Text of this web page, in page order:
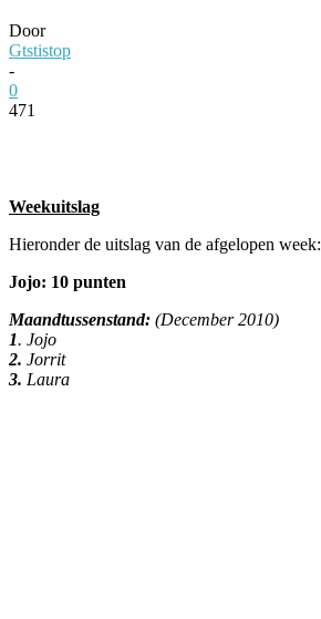
Door
Gtstistop
-
0
471
Weekuitslag
Hieronder de uitslag van de afgelopen week:
Jojo: 10 punten
Maandtussenstand: (December 2010)
1. Jojo
2. Jorrit
3. Laura